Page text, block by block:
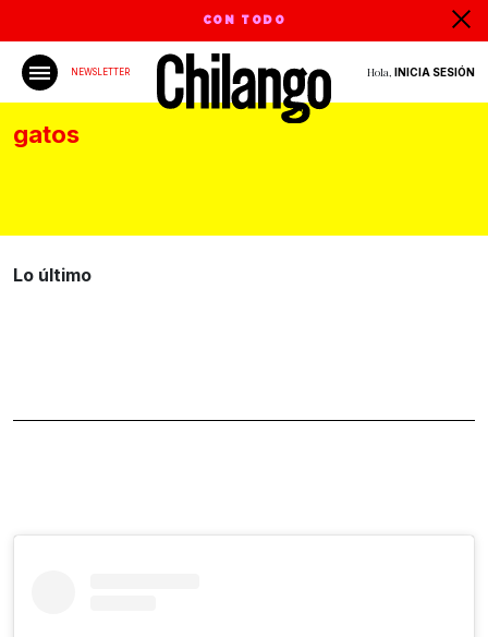
CON TODO
NEWSLETTER Hola, INICIA SESIÓN
gatos
Lo último